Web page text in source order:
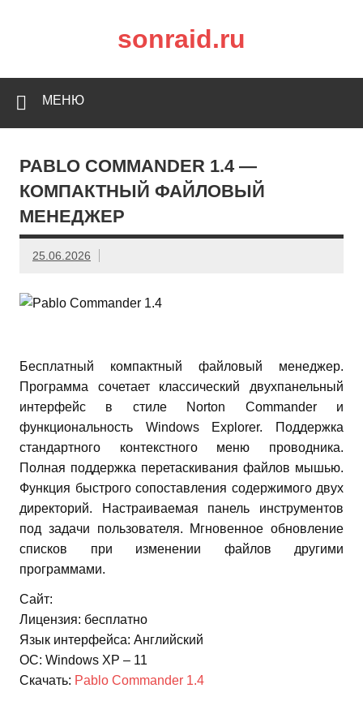
sonraid.ru
МЕНЮ
PABLO COMMANDER 1.4 —
КОМПАКТНЫЙ ФАЙЛОВЫЙ
МЕНЕДЖЕР
25.06.2026
Бесплатный компактный файловый менеджер.
Программа сочетает классический двухпанельный
интерфейс в стиле Norton Commander и
функциональность Windows Explorer. Поддержка
стандартного контекстного меню проводника.
Полная поддержка перетаскивания файлов мышью.
Функция быстрого сопоставления содержимого двух
директорий. Настраиваемая панель инструментов
под задачи пользователя. Мгновенное обновление
списков при изменении файлов другими
программами.
Сайт:
Лицензия: бесплатно
Язык интерфейса: Английский
ОС: Windows XP – 11
Скачать: Pablo Commander 1.4